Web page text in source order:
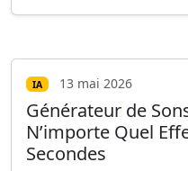
IA 13 mai 2026
Générateur de
N’importe Quel
Secondes